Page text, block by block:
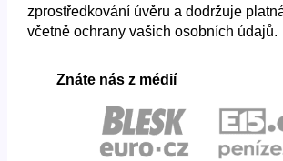
zprostředkování úvěru a dodržuje
včetně ochrany vašich osobních údajů.
Znáte nás z médií